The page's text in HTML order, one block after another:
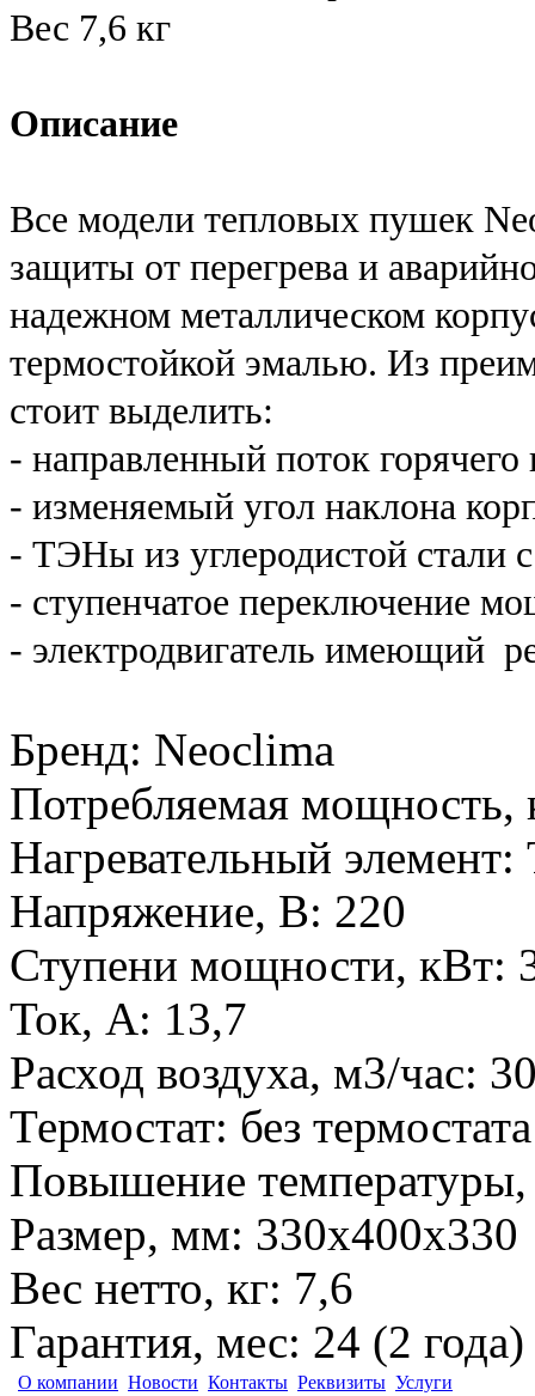
Вес 7,6 кг
Описание
Все модели тепловых пушек
защиты от перегрева и
надежном металлическом
термостойкой эмалью. Из
стоит выделить:
- направленный поток горячего
- изменяемый угол наклона
- ТЭНы из углеродистой стали
- ступенчатое переключение
- электродвигатель имеющий
Бренд: Neoclima
Потребляемая мощность,
Нагревательный элемент:
Напряжение, В: 220
Ступени мощности, кВт:
Ток, А: 13,7
Расход воздуха, м3/час:
Термостат: без термостата
Повышение
Размер, мм: 330х400х330
Вес нетто, кг: 7,6
Гарантия, мес: 24 (2 года)
О компании Новости Контакты Реквизиты Услуги